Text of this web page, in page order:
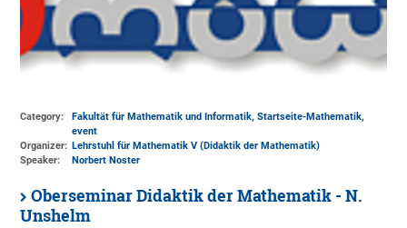
Category:
Fakultät für Mathematik und Informatik, Startseite-Mathematik,
event
Organizer: Lehrstuhl für Mathematik V (Didaktik der Mathematik)
Speaker:
Norbert Noster
Oberseminar Didaktik der Mathematik - N.
Unshelm